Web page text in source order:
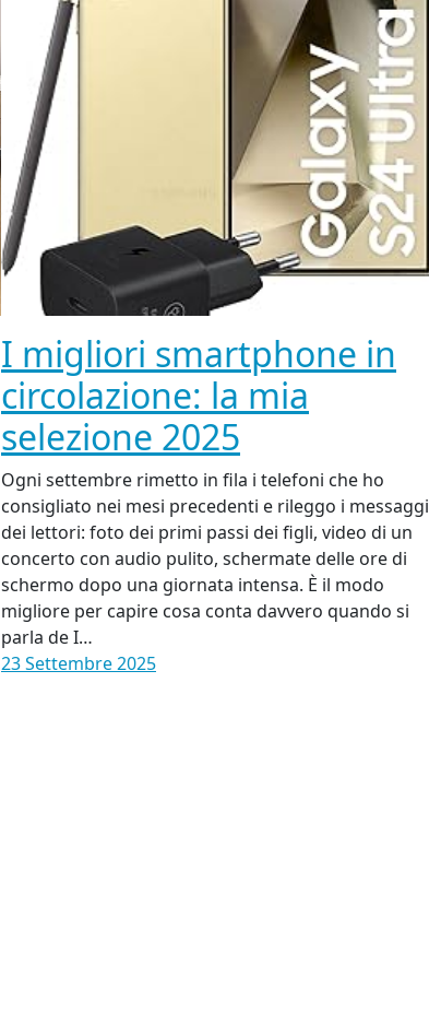
I migliori smartphone in
circolazione: la mia
selezione 2025
Ogni settembre rimetto in fila i telefoni che ho
consigliato nei mesi precedenti e rileggo i messaggi
dei lettori: foto dei primi passi dei figli, video di un
concerto con audio pulito, schermate delle ore di
schermo dopo una giornata intensa. È il modo
migliore per capire cosa conta davvero quando si
parla de I…
23 Settembre 2025